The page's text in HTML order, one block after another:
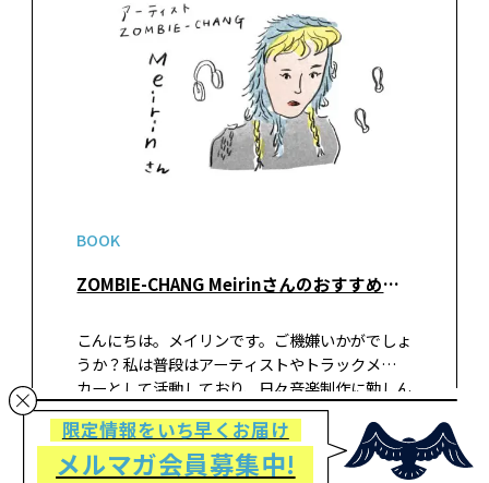
BOOK
ZOMBIE-CHANG Meirinさんのおすすめ『人生の短さについて』
こんにちは。メイリンです。ご機嫌いかがでしょ
うか？私は普段はアーティストやトラックメー
カーとして活動しており、日々音楽制作に勤しん
でいます。制作の合間に映画やドラマを観ながら
編み物を楽しんでいます。一目、一目と編み続け
るニットは作曲ととても似ています…
限定情報をいち早くお届け
メルマガ会員募集中!